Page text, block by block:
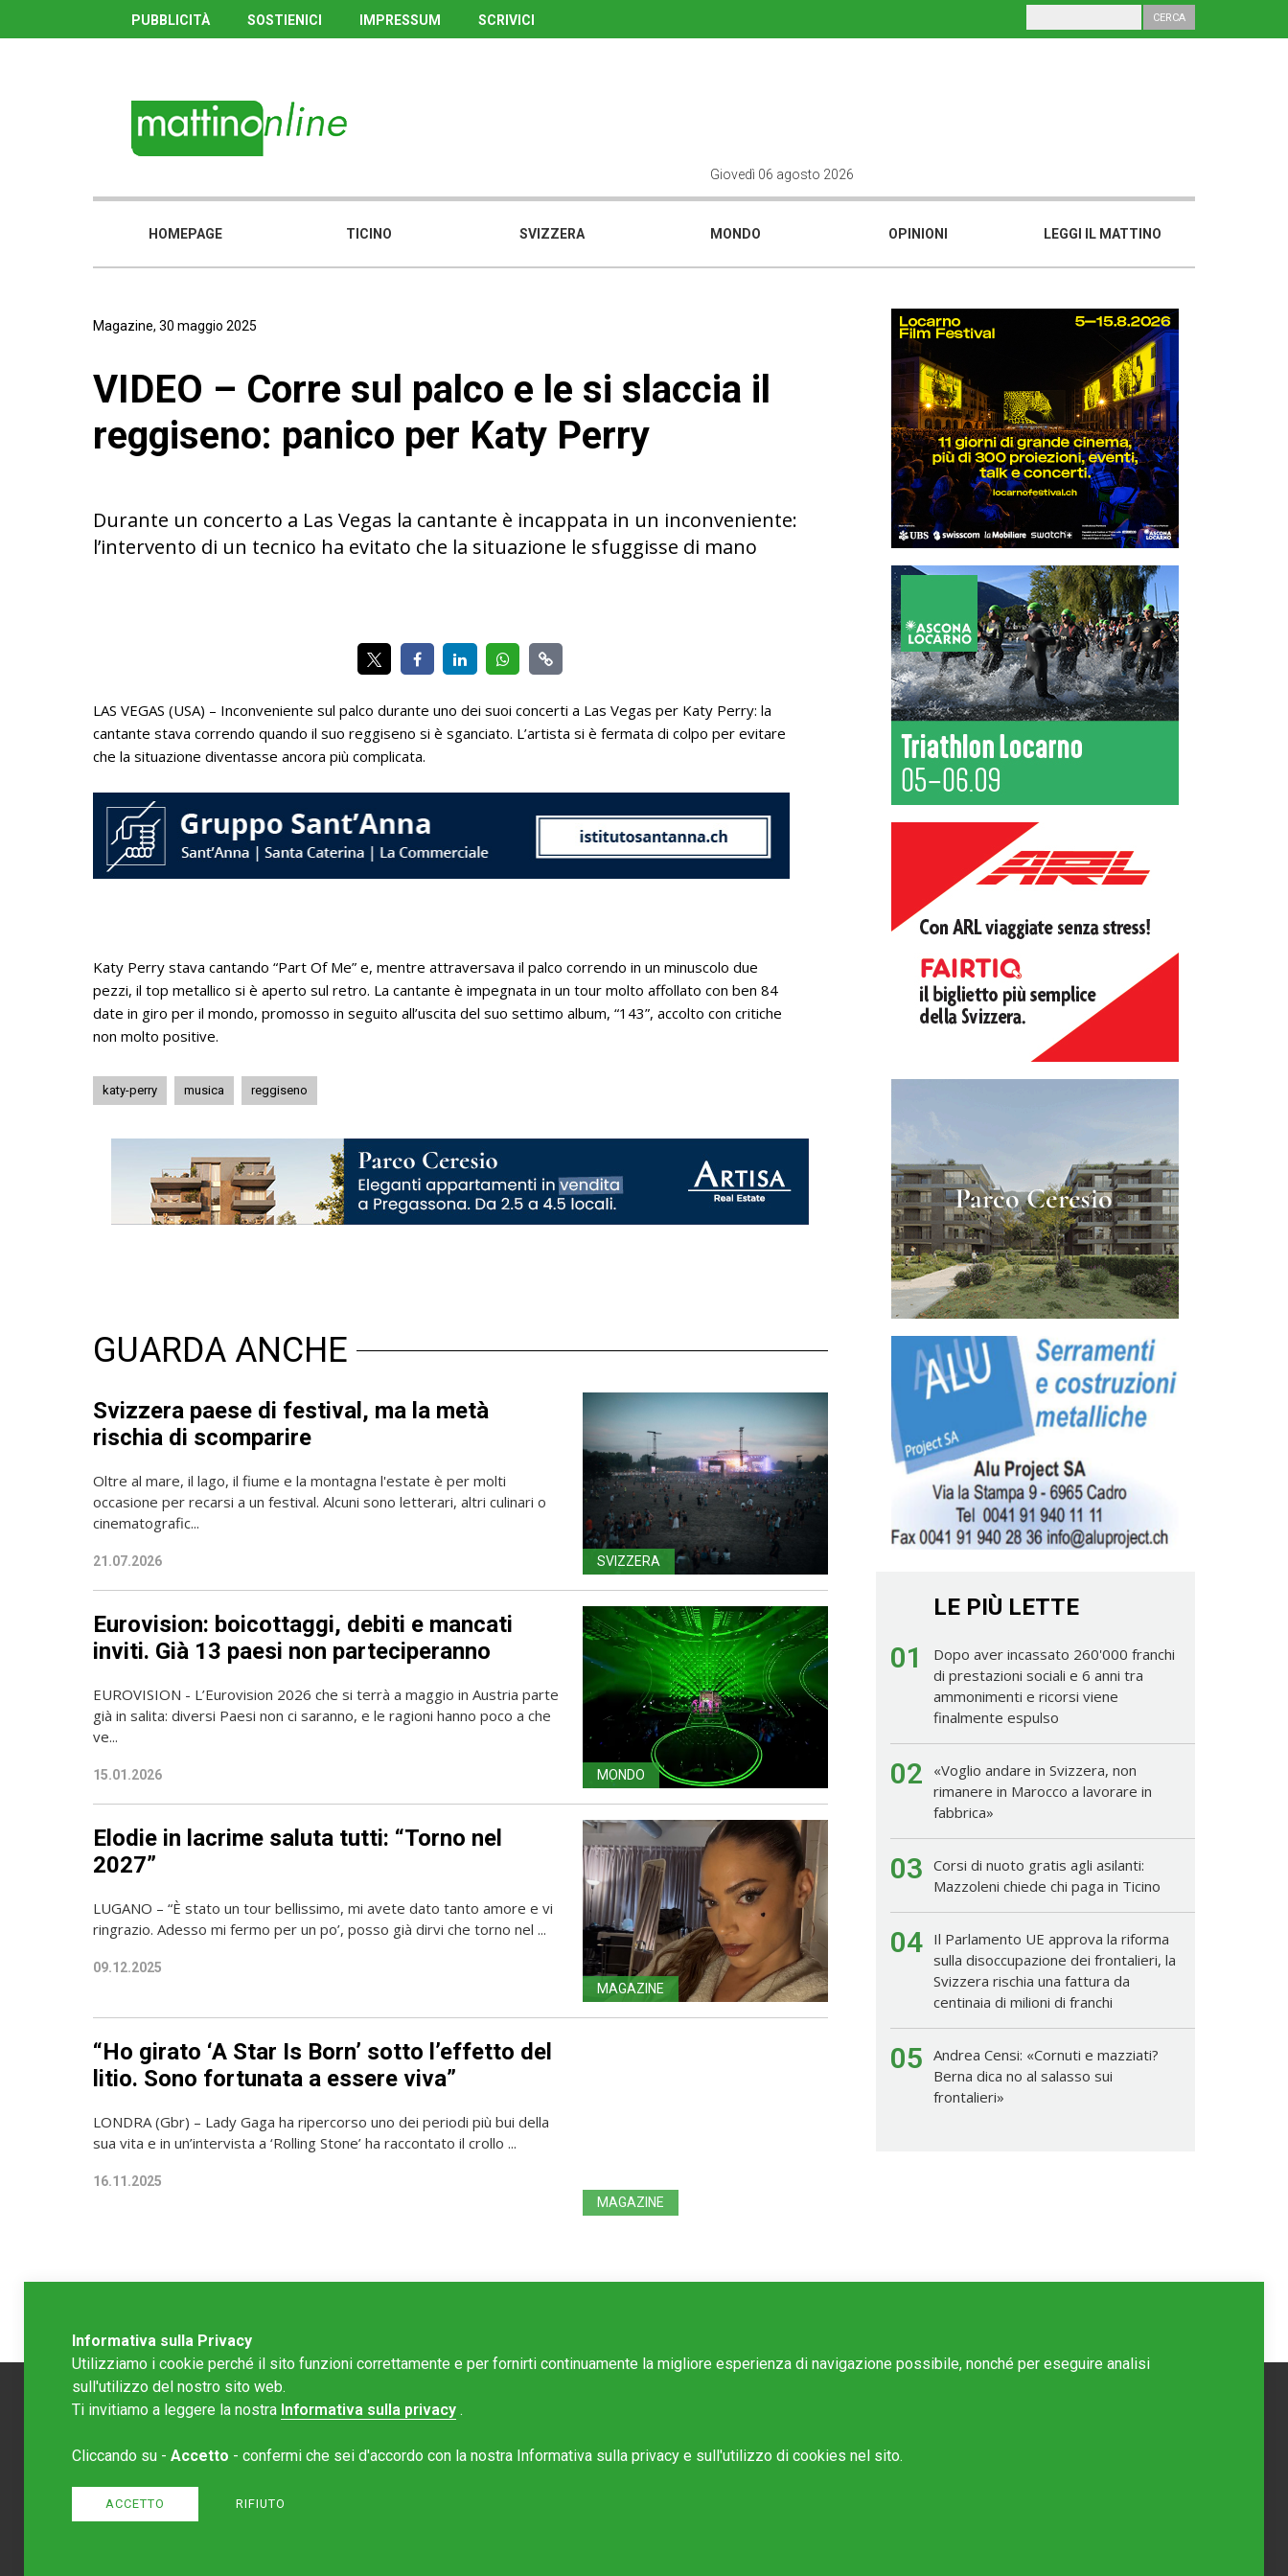
PUBBLICITÀ SOSTIENICI IMPRESSUM SCRIVICI
Giovedì 06 agosto 2026
HOMEPAGE TICINO SVIZZERA MONDO OPINIONI LEGGI IL MATTINO
Magazine, 30 maggio 2025
VIDEO – Corre sul palco e le si slaccia il
reggiseno: panico per Katy Perry
Durante un concerto a Las Vegas la cantante è incappata in un inconveniente:
l’intervento di un tecnico ha evitato che la situazione le sfuggisse di mano
LAS VEGAS (USA) – Inconveniente sul palco durante uno dei suoi concerti a Las Vegas per Katy Perry: la
cantante stava correndo quando il suo reggiseno si è sganciato. L’artista si è fermata di colpo per evitare
che la situazione diventasse ancora più complicata.
Katy Perry stava cantando “Part Of Me” e, mentre attraversava il palco correndo in un minuscolo due
pezzi, il top metallico si è aperto sul retro. La cantante è impegnata in un tour molto affollato con ben 84
date in giro per il mondo, promosso in seguito all’uscita del suo settimo album, “143”, accolto con critiche
non molto positive.
katy-perry musica reggiseno
GUARDA ANCHE
Svizzera paese di festival, ma la metà
rischia di scomparire
Oltre al mare, il lago, il fiume e la montagna l'estate è per molti
occasione per recarsi a un festival. Alcuni sono letterari, altri culinari o
cinematografic...
21.07.2026 SVIZZERA
Eurovision: boicottaggi, debiti e mancati
inviti. Già 13 paesi non parteciperanno
EUROVISION - L’Eurovision 2026 che si terrà a maggio in Austria parte
già in salita: diversi Paesi non ci saranno, e le ragioni hanno poco a che
ve...
15.01.2026 MONDO
Elodie in lacrime saluta tutti: “Torno nel
2027”
LUGANO – “È stato un tour bellissimo, mi avete dato tanto amore e vi
ringrazio. Adesso mi fermo per un po’, posso già dirvi che torno nel ...
09.12.2025
MAGAZINE
“Ho girato ‘A Star Is Born’ sotto l’effetto del
litio. Sono fortunata a essere viva”
LONDRA (Gbr) – Lady Gaga ha ripercorso uno dei periodi più bui della
sua vita e in un’intervista a ‘Rolling Stone’ ha raccontato il crollo ...
16.11.2025
MAGAZINE
LE PIÙ LETTE
01
Dopo aver incassato 260'000 franchi
di prestazioni sociali e 6 anni tra
ammonimenti e ricorsi viene
finalmente espulso
02
«Voglio andare in Svizzera, non
rimanere in Marocco a lavorare in
fabbrica»
03 Corsi di nuoto gratis agli asilanti:
Mazzoleni chiede chi paga in Ticino
04
Il Parlamento UE approva la riforma
sulla disoccupazione dei frontalieri, la
Svizzera rischia una fattura da
centinaia di milioni di franchi
05 Andrea Censi: «Cornuti e mazziati?
Berna dica no al salasso sui
frontalieri»
Redazione Mattinonline
Informativa sulla Privacy
Utilizziamo i cookie perché il sito funzioni correttamente e per fornirti continuamente la migliore esperienza di navigazione possibile, nonché per eseguire analisi
sull'utilizzo del nostro sito web.
Ti invitiamo a leggere la nostra Informativa sulla privacy .
Cliccando su - Accetto - confermi che sei d'accordo con la nostra Informativa sulla privacy e sull'utilizzo di cookies nel sito.
ACCETTO RIFIUTO